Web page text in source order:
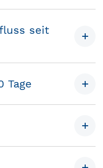
seit
Tage